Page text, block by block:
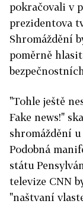
pokračovali v
prezidentova
Shromáždění
poměrně
"Tohle ještě
Fake news!"
shromáždění
Podobná
státu
televize CNN
"naštvaní